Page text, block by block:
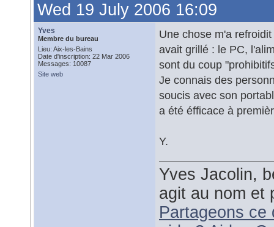
Wed 19 July 2006 16:09
Yves
Membre du bureau
Lieu: Aix-les-Bains
Date d'inscription: 22 Mar 2006
Messages: 10087
Site web
Une chose m'a
avait grillé : le PC,
sont du coup
Je connais des
soucis avec son
a été éfficace à
Y.
Yves Jacolin,
agit au nom et
Partageons ce